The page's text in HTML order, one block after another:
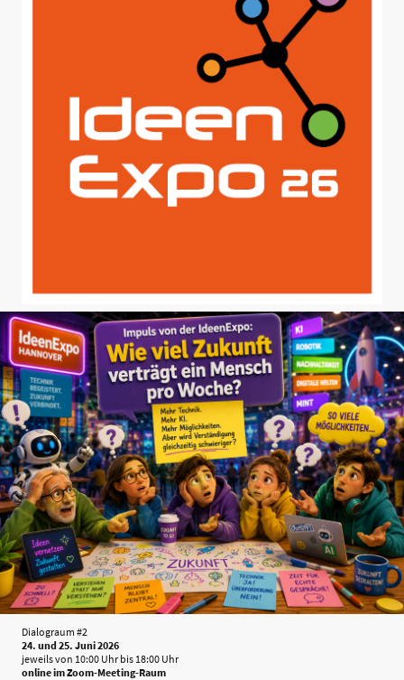
Dialograum #2
24. und 25. Juni 2026
jeweils von 10:00 Uhr bis 18:00 Uhr
online im Zoom-Meeting-Raum